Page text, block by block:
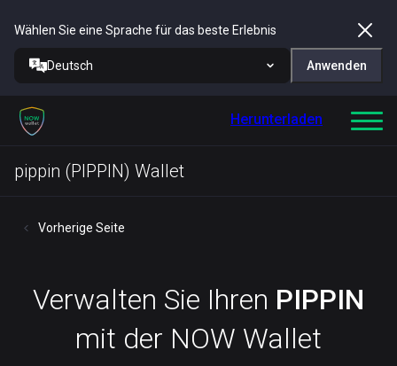
Wählen Sie eine Sprache für das beste Erlebnis
Deutsch Anwenden
Herunterladen
pippin (PIPPIN) Wallet
Vorherige Seite
Verwalten Sie Ihren PIPPIN
mit der NOW Wallet